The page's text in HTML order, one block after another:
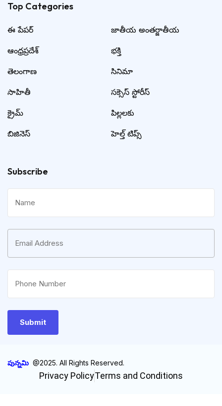
Top Categories​
ఈ పేపర్
ఆంధ్రప్రదేశ్
తెలంగాణ
సాహితీ
క్రైమ్
బిజినెస్
జాతీయ అంతర్జాతీయ
భక్తి
సినిమా
సక్సెస్ స్టోరీస్
పిల్లలకు
హెల్త్ టిప్స్
Subscribe
పున్నమి @2025. All Rights Reserved.
Privacy PolicyTerms and Conditions